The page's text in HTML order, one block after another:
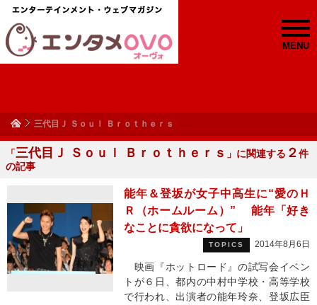
MENU
三代目Ｊ Ｓｏｕｌ Ｂｒｏｔｈｅｒｓ
「三代目Ｊ Ｓｏｕｌ Ｂｒｏｔｈｅｒｓ 」に関連する ２件
の記事
能年＆登坂が女子中高生に“愛のＨ
Ｒ（ホームルーム）” 能年「好き
なことに貪欲になって」
TOPICS 2014年8月6日
映画『ホットロード』の試写会イベン
トが６日、都内の中村中学校・高等学校
で行われ、出演者の能年玲奈、登坂広臣